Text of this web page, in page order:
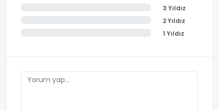
3 Yıldız
2 Yıldız
1 Yıldız